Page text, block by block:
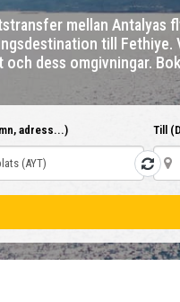
mellan Antalyas
till Fethiye.
och dess omgivningar.
adress...) Till